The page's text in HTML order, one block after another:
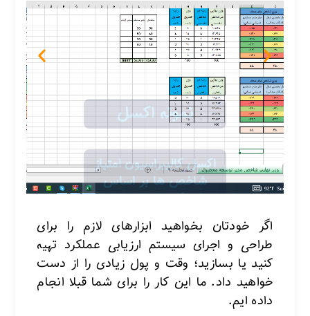
اگر خودتان بخواهید ابزارهای لازم را برای
طراحی و اجرای سیستم ارزیابی عملکرد تهیه
کنید یا بسازید؛ وقت و پول زیادی را از دست
خواهید داد. ما این کار را برای شما قبلا انجام
داده ایم.